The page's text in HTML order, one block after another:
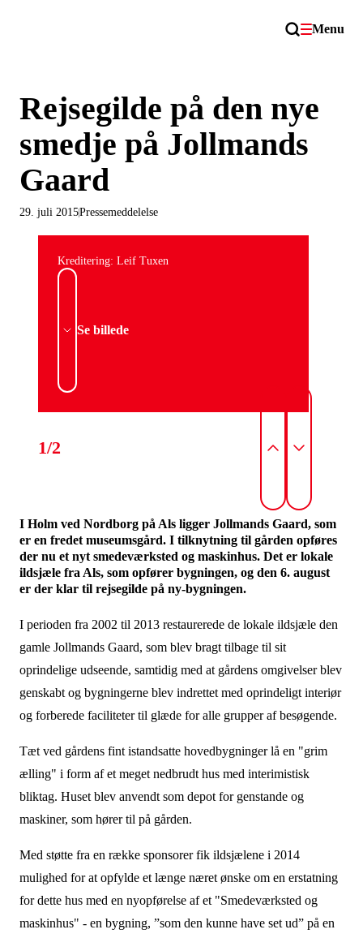
Menu
Rejsegilde på den nye
smedje på Jollmands
Gaard
Pressemeddelelse
29. juli 2015
Kreditering: Leif Tuxen
Se billede
1/2
I Holm ved Nordborg på Als ligger Jollmands Gaard, som
er en fredet museumsgård. I tilknytning til gården opføres
der nu et nyt smedeværksted og maskinhus. Det er lokale
ildsjæle fra Als, som opfører bygningen, og den 6. august
er der klar til rejsegilde på ny-bygningen.
I perioden fra 2002 til 2013 restaurerede de lokale ildsjæle den
gamle Jollmands Gaard, som blev bragt tilbage til sit
oprindelige udseende, samtidig med at gårdens omgivelser blev
genskabt og bygningerne blev indrettet med oprindeligt interiør
og forberede faciliteter til glæde for alle grupper af besøgende.
Tæt ved gårdens fint istandsatte hovedbygninger lå en "grim
ælling" i form af et meget nedbrudt hus med interimistisk
bliktag. Huset blev anvendt som depot for genstande og
maskiner, som hører til på gården.
Med støtte fra en række sponsorer fik ildsjælene i 2014
mulighed for at opfylde et længe næret ønske om en erstatning
for dette hus med en nyopførelse af et "Smedeværksted og
maskinhus" - en bygning, ”som den kunne have set ud” på en